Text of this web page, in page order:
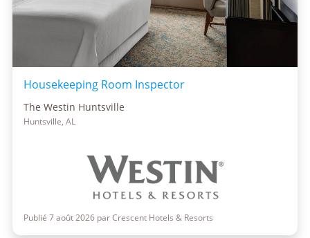
Housekeeping Room Inspector
The Westin Huntsville
Huntsville, AL
Publié 7 août 2026 par Crescent Hotels & Resorts